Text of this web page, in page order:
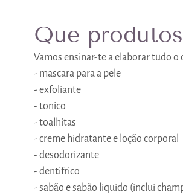
Que
Vamos ensinar-te a elaborar tudo o
- mascara para a pele
- exfoliante
- tonico
- toalhitas
- creme hidratante e loção corporal
- desodorizante
- dentifrico
- sabão e sabão liquido (inclui